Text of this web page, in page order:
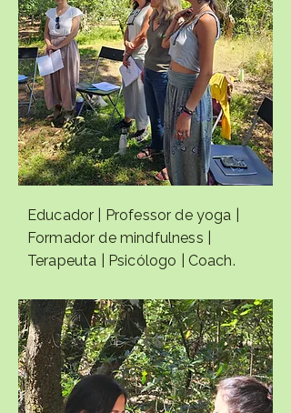
​Educador | Professor de yoga |
Formador de mindfulness |
Terapeuta | Psicólogo | Coach.